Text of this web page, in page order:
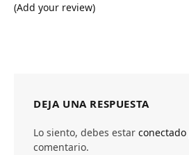
(Add your review)
DEJA UNA RESPUESTA
Lo siento, debes estar conectado
comentario.